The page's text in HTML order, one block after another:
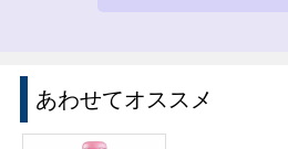
あわせてオススメ